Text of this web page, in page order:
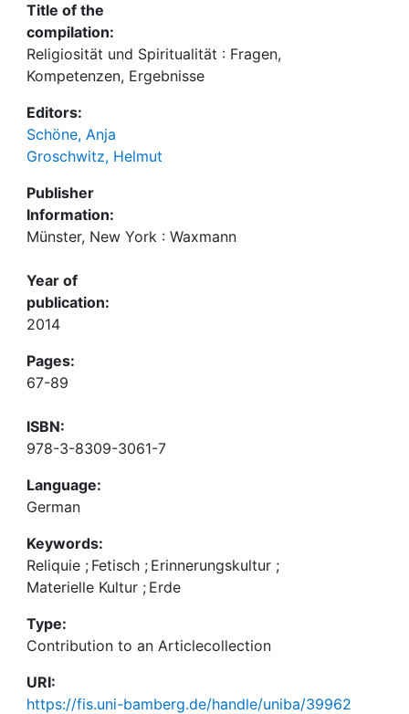
Title of the
compilation:
Religiosität und Spiritualität : Fragen,
Kompetenzen, Ergebnisse
Editors:
Schöne, Anja
Groschwitz, Helmut
Publisher
Information:
Münster, New York : Waxmann
Year of
publication:
2014
Pages:
67-89
ISBN:
978-3-8309-3061-7
Language:
German
Keywords:
Reliquie ; Fetisch ; Erinnerungskultur ;
Materielle Kultur ; Erde
Type:
Contribution to an Articlecollection
URI:
https://fis.uni-bamberg.de/handle/uniba/39962